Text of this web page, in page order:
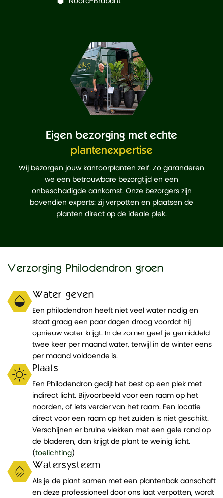
Eigen bezorging met echte
plantenexpertise
Wij bezorgen jouw kantoorplanten zelf. Zo garanderen
we een betrouwbare bezorgtijd en een
onbeschadigde aankomst. Onze bezorgers zijn
bovendien experts: zij verpotten en plaatsen de
planten direct op de ideale plek.
Verzorging Philodendron groen
Water geven
Een philodendron heeft niet veel water nodig en
staat graag een paar dagen droog voordat hij
opnieuw water krijgt. In de zomer geef je gemiddeld
twee keer per maand water, terwijl in de winter eens
per maand voldoende is.
Plaats
Een Philodendron gedijt het best op een plek met
indirect licht. Bijvoorbeeld voor een raam op het
noorden, of iets verder van het raam. Een locatie
direct voor een raam op het zuiden is niet geschikt.
Verschijnen er bruine vlekken met een gele rand op
de bladeren, dan krijgt de plant te weinig licht.
(toelichting)
Watersysteem
Als je de plant samen met een plantenbak aanschaft
en deze professioneel door ons laat verpotten, wordt